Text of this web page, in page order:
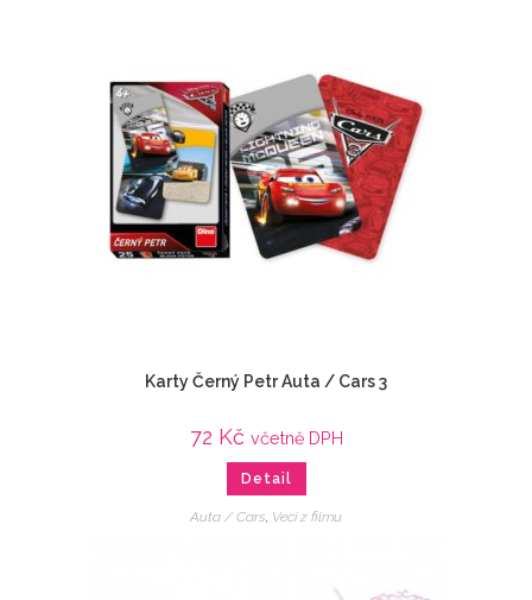
Karty Černý Petr Auta / Cars 3
72 Kč včetně DPH
Detail
Auta / Cars, Veci z filmu